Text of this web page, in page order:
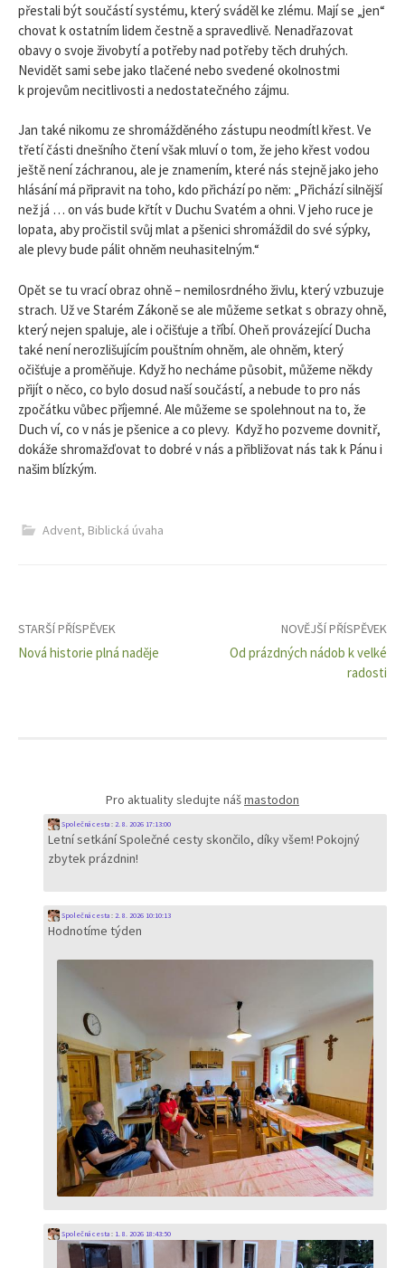
přestali být součástí systému, který sváděl ke zlému. Mají se „jen“
chovat k ostatním lidem čestně a spravedlivě. Nenadřazovat
obavy o svoje živobytí a potřeby nad potřeby těch druhých.
Nevidět sami sebe jako tlačené nebo svedené okolnostmi
k projevům necitlivosti a nedostatečného zájmu.
Jan také nikomu ze shromážděného zástupu neodmítl křest. Ve
třetí části dnešního čtení však mluví o tom, že jeho křest vodou
ještě není záchranou, ale je znamením, které nás stejně jako jeho
hlásání má připravit na toho, kdo přichází po něm: „Přichází silnější
než já … on vás bude křtít v Duchu Svatém a ohni. V jeho ruce je
lopata, aby pročistil svůj mlat a pšenici shromáždil do své sýpky,
ale plevy bude pálit ohněm neuhasitelným.“
Opět se tu vrací obraz ohně – nemilosrdného živlu, který vzbuzuje
strach. Už ve Starém Zákoně se ale můžeme setkat s obrazy ohně,
který nejen spaluje, ale i očišťuje a tříbí. Oheň provázející Ducha
také není nerozlišujícím pouštním ohněm, ale ohněm, který
očišťuje a proměňuje. Když ho necháme působit, můžeme někdy
přijít o něco, co bylo dosud naší součástí, a nebude to pro nás
zpočátku vůbec příjemné. Ale můžeme se spolehnout na to, že
Duch ví, co v nás je pšenice a co plevy. Když ho pozveme dovnitř,
dokáže shromažďovat to dobré v nás a přibližovat nás tak k Pánu i
našim blízkým.
Advent, Biblická úvaha
Navigace
pro
STARŠÍ PŘÍSPĚVEK
Nová historie plná naděje
NOVĚJŠÍ PŘÍSPĚVEK
Od prázdných nádob k velké
radosti
Pro aktuality sledujte nášmastodon
Společná cesta: 2. 8. 2026 17:13:00
Letní setkání Společné cesty skončilo, díky všem! Pokojný
zbytek prázdnin!
Společná cesta: 2. 8. 2026 10:10:13
Hodnotíme týden
Společná cesta: 1. 8. 2026 18:43:50